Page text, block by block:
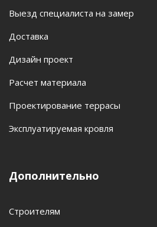
Выезд специалиста на замер
Доставка
Дизайн проект
Расчет материала
Проектирование террасы
Эксплуатируемая кровля
Дополнительно
Строителям